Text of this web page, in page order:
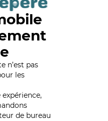
n’est pas
les
de bureau